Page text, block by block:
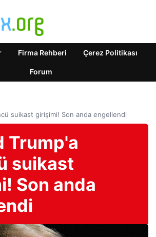
Firma Rehberi Çerez Politikası
Forum
suikast girişimi! Son anda engellendi
Trump'a
suikast
Son anda